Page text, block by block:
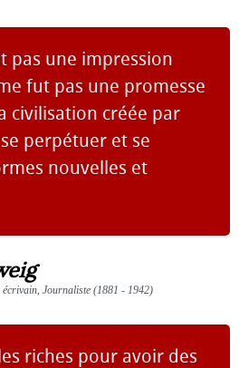
pas une impression
fut pas une promesse
civilisation créée par
perpétuer et se
nouvelles et
Journaliste (1881 - 1942)
riches pour avoir des